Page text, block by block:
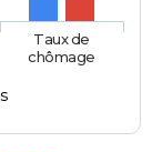
Taux de
chômage